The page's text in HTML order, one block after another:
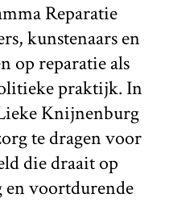
Reparatie
kunstenaars en
op reparatie als
praktijk. In
Knijnenburg
te dragen voor
die draait op
en voortdurende